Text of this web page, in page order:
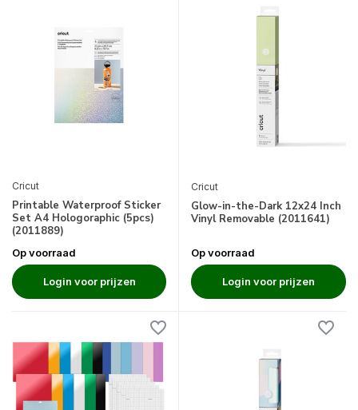
Cricut
Printable Waterproof Sticker
Set A4 Hologoraphic (5pcs)
(2011889)
Op voorraad
Login voor prijzen
Cricut
Glow-in-the-Dark 12x24 Inch
Vinyl Removable (2011641)
Op voorraad
Login voor prijzen